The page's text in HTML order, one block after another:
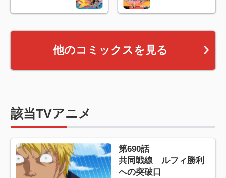
他のコミックスを見る
該当TVアニメ
第690話
共同戦線 ルフィ勝利
への突破口